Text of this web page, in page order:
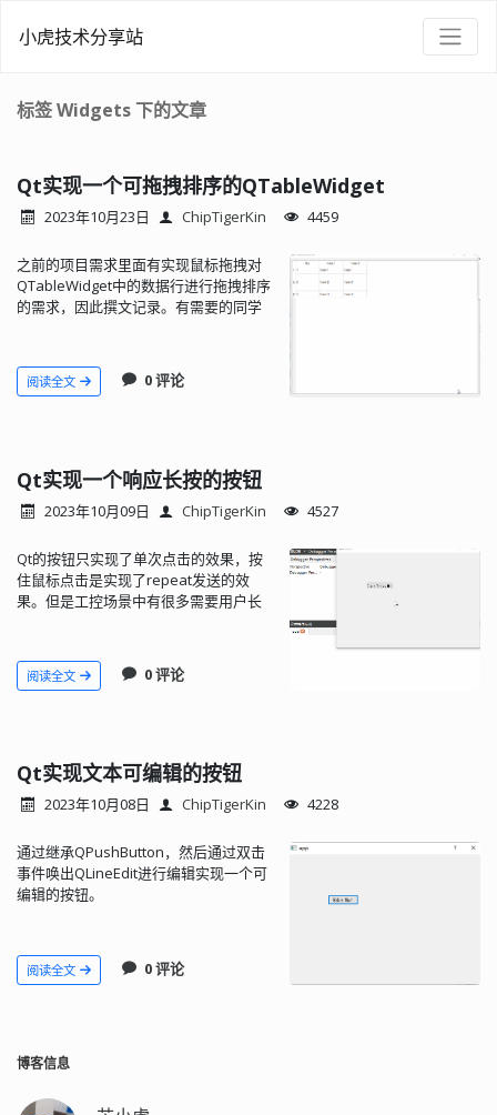
小虎技术分享站
标签 Widgets 下的文章
Qt实现一个可拖拽排序的QTableWidget
2023年10月23日 ChipTigerKin 4459
之前的项目需求里面有实现鼠标拖拽对
QTableWidget中的数据行进行拖拽排序
的需求，因此撰文记录。有需要的同学
阅读全文 0 评论
Qt实现一个响应长按的按钮
2023年10月09日 ChipTigerKin 4527
Qt的按钮只实现了单次点击的效果，按
住鼠标点击是实现了repeat发送的效
果。但是工控场景中有很多需要用户长
阅读全文 0 评论
Qt实现文本可编辑的按钮
2023年10月08日 ChipTigerKin 4228
通过继承QPushButton，然后通过双击
事件唤出QLineEdit进行编辑实现一个可
编辑的按钮。
阅读全文 0 评论
博客信息